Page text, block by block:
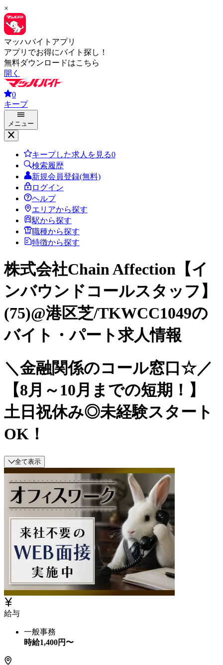
×
マッハバイトアプリ
アプリでお得にバイト探し！
無料ダウンロードはこちら
開く
0
キープ
メニュー
キープした求人を見る0
検索履歴
新規会員登録(無料)
ログイン
ヘルプ
エリアから探す
駅から探す
職種から探す
特徴から探す
株式会社Chain Affection【イ
ンバウンドコールスタッフ】
(75)@港区芝/TKWCC1049の
バイト・パート求人情報
＼金融関係のコール窓口☆／
【8月～10月までの短期！】
土日祝休み◎未経験スタート
OK！
全て表示
給与
一般事務
時給1,400円〜